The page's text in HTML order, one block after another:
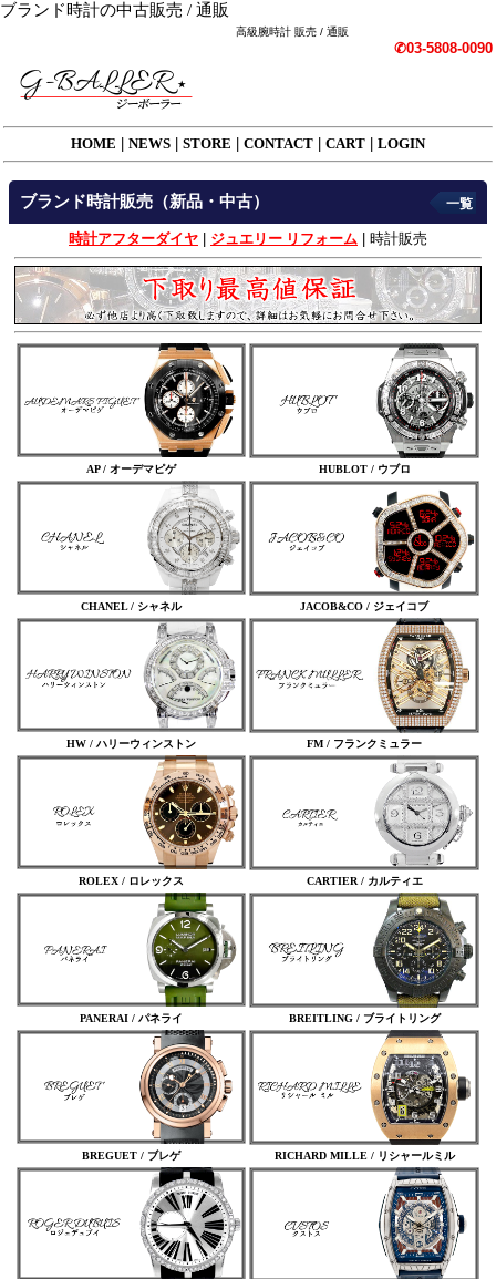
ブランド時計の中古販売 / 通販
高級腕時計 販売 / 通販
✆03-5808-0090
HOME NEWS STORE CONTACT CART LOGIN
ブランド時計販売（新品・中古）
時計アフターダイヤ ジュエリー リフォーム 時計販売
AP / オーデマピゲ HUBLOT / ウブロ
CHANEL / シャネル JACOB&CO / ジェイコブ
HW / ハリーウィンストン FM / フランクミュラー
ROLEX / ロレックス CARTIER / カルティエ
PANERAI / パネライ BREITLING / ブライトリング
BREGUET / ブレゲ RICHARD MILLE / リシャールミル
一覧